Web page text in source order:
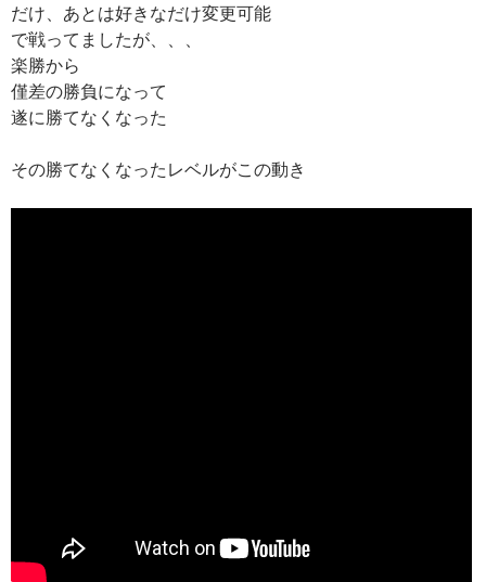
だけ、あとは好きなだけ変更可能
で戦ってましたが、、、
楽勝から
僅差の勝負になって
遂に勝てなくなった
その勝てなくなったレベルがこの動き